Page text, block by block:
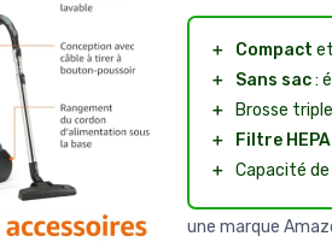
＋ Compact et
＋
Sans sac:
＋
Brosse
＋
Filtre HEPA
＋ Capacité
une marque